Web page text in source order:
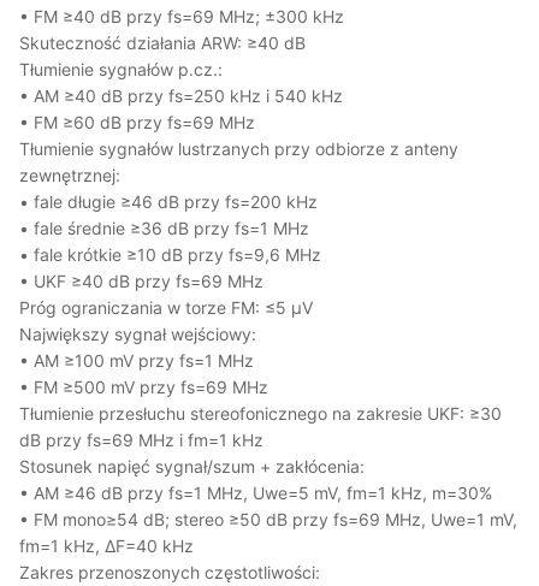
• FM ≥40 dB przy fs=69 MHz; ±300 kHz
Skuteczność działania ARW: ≥40 dB
Tłumienie sygnałów p.cz.:
• AM ≥40 dB przy fs=250 kHz i 540 kHz
• FM ≥60 dB przy fs=69 MHz
Tłumienie sygnałów lustrzanych przy odbiorze z anteny
zewnętrznej:
• fale długie ≥46 dB przy fs=200 kHz
• fale średnie ≥36 dB przy fs=1 MHz
• fale krótkie ≥10 dB przy fs=9,6 MHz
• UKF ≥40 dB przy fs=69 MHz
Próg ograniczania w torze FM: ≤5 µV
Największy sygnał wejściowy:
• AM ≥100 mV przy fs=1 MHz
• FM ≥500 mV przy fs=69 MHz
Tłumienie przesłuchu stereofonicznego na zakresie UKF: ≥30
dB przy fs=69 MHz i fm=1 kHz
Stosunek napięć sygnał/szum + zakłócenia:
• AM ≥46 dB przy fs=1 MHz, Uwe=5 mV, fm=1 kHz, m=30%
• FM mono≥54 dB; stereo ≥50 dB przy fs=69 MHz, Uwe=1 mV,
fm=1 kHz, ΔF=40 kHz
Zakres przenoszonych częstotliwości: